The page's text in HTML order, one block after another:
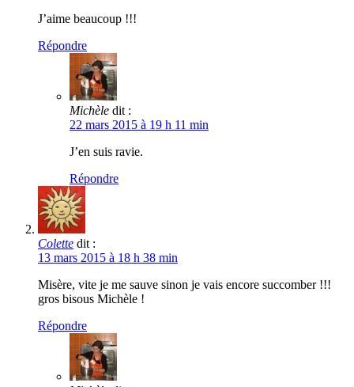
J’aime beaucoup !!!
Répondre
Michèle dit :
22 mars 2015 à 19 h 11 min
J’en suis ravie.
Répondre
Colette dit :
13 mars 2015 à 18 h 38 min
Misère, vite je me sauve sinon je vais encore succomber !!!
gros bisous Michèle !
Répondre